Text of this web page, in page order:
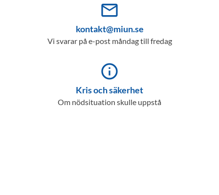
mail_outline
kontakt@miun.se
Vi svarar på e-post måndag till fredag
info_outline
Kris och säkerhet
Om nödsituation skulle uppstå